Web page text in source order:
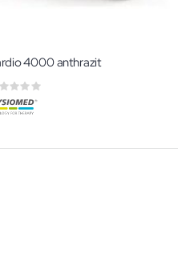
4000 anthrazit
Rating: